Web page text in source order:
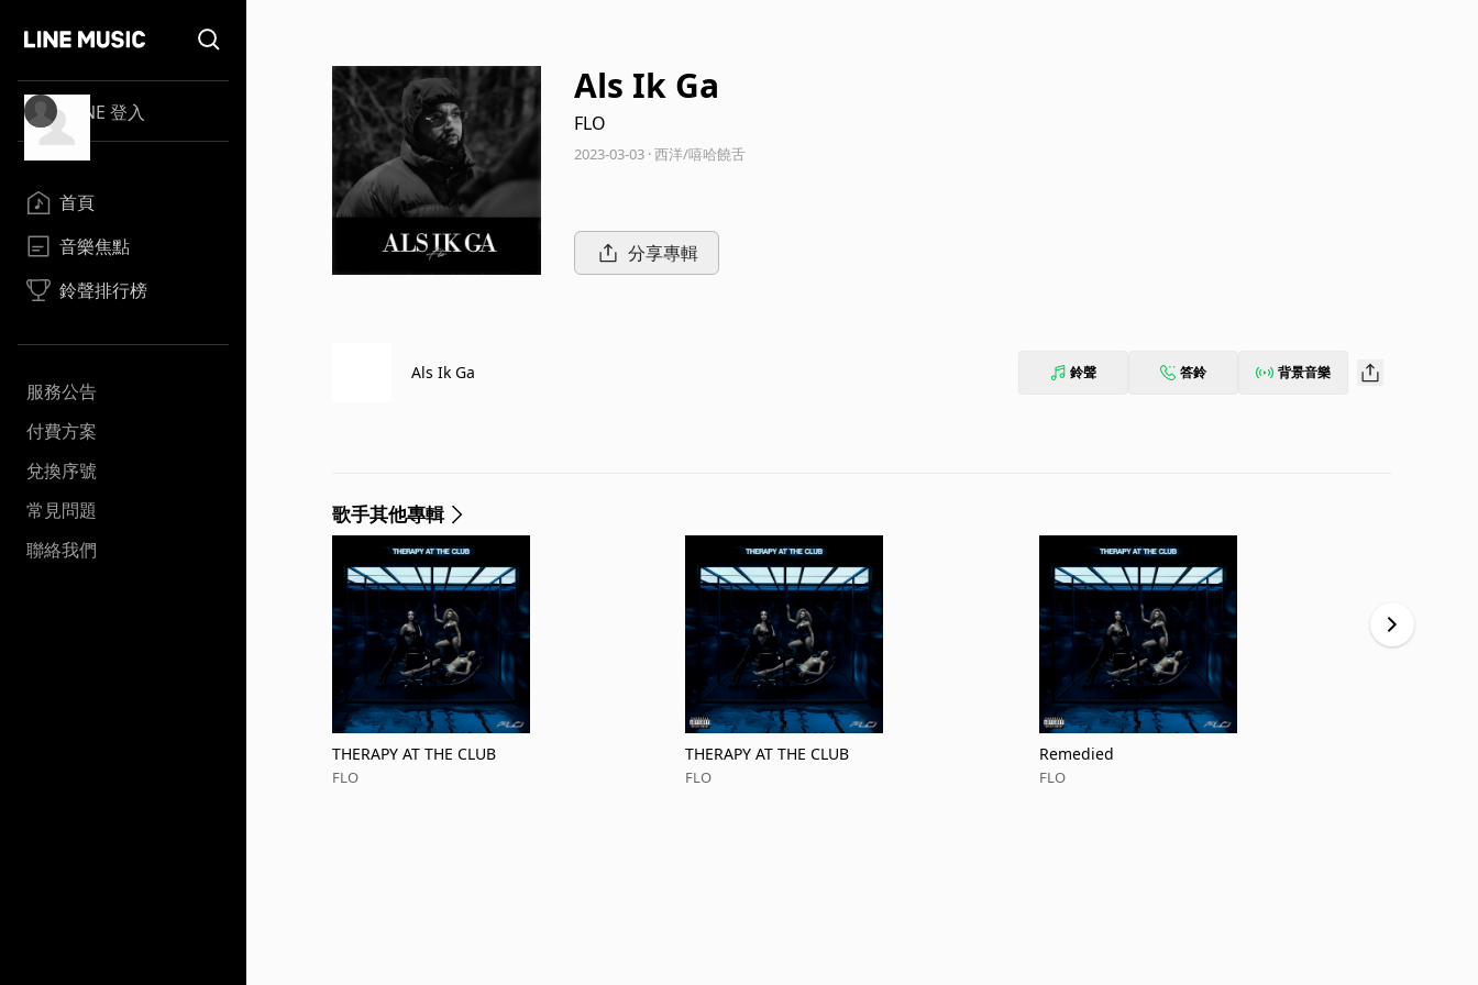
LINE 登入
首頁
音樂焦點
鈴聲排行榜
服務公告
付費方案
兌換序號
常見問題
聯絡我們
Als Ik Ga
FLO
2023-03-03 · 西洋/嘻哈饒舌
分享專輯
Als Ik Ga 鈴聲 答鈴 背景音樂
歌手其他專輯
THERAPY AT THE CLUB
FLO
THERAPY AT THE CLUB
FLO
Remedied
FLO